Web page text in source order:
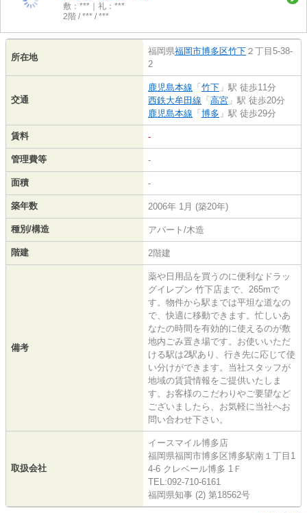
敷：***｜礼：***
2階 / *** / ***
所在地
福岡県福岡市博多区竹下 ２丁目5-38-
2
交通
鹿児島本線 「 竹下 」駅 徒歩11分
西鉄大牟田線 「 高宮 」駅 徒歩20分
鹿児島本線 「 博多 」駅 徒歩29分
賃料 -
管理費等 -
面積 -
築年数 2006年 1月 (築20年)
種別/構造 アパート/木造
階建 2階建
備考
薬や日用品を買うのに便利なドラッ
グイレブン 竹下店まで、265mで
す。物件から駅までは平坦な道なの
で、快適に移動できます。忙しいあ
なたの時間を有効的に使えるのが敷
地内ごみ置き場です。お使いいただ
ける駅は2駅あり、行き先に応じて使
い分けができます。当社スタッフが
地域の賃貸情報をご提供いたしま
す。お客様のこだわりやご要望など
ございましたら、お気軽に当社へお
問い合わせ下さい。
取扱会社
イースマイル博多店
福岡県福岡市博多区博多駅南１丁目1
4-6 クレベール博多 1Ｆ
TEL:092-710-6161
福岡県知事 (2) 第18562号